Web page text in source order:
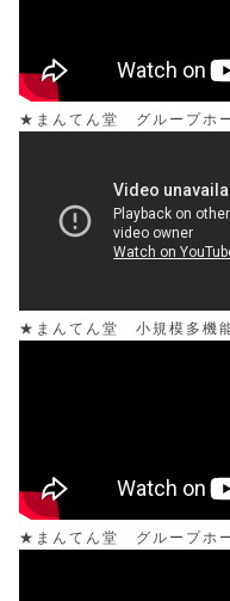
★まんてん堂 グループホ
★まんてん堂 小規模多機
★まんてん堂 グループホ